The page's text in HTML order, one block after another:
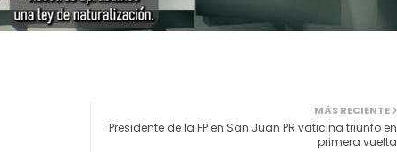
MÁS RECIENTE
Presidente de la FP en San Juan PR vaticina triunfo en
primera vuelta